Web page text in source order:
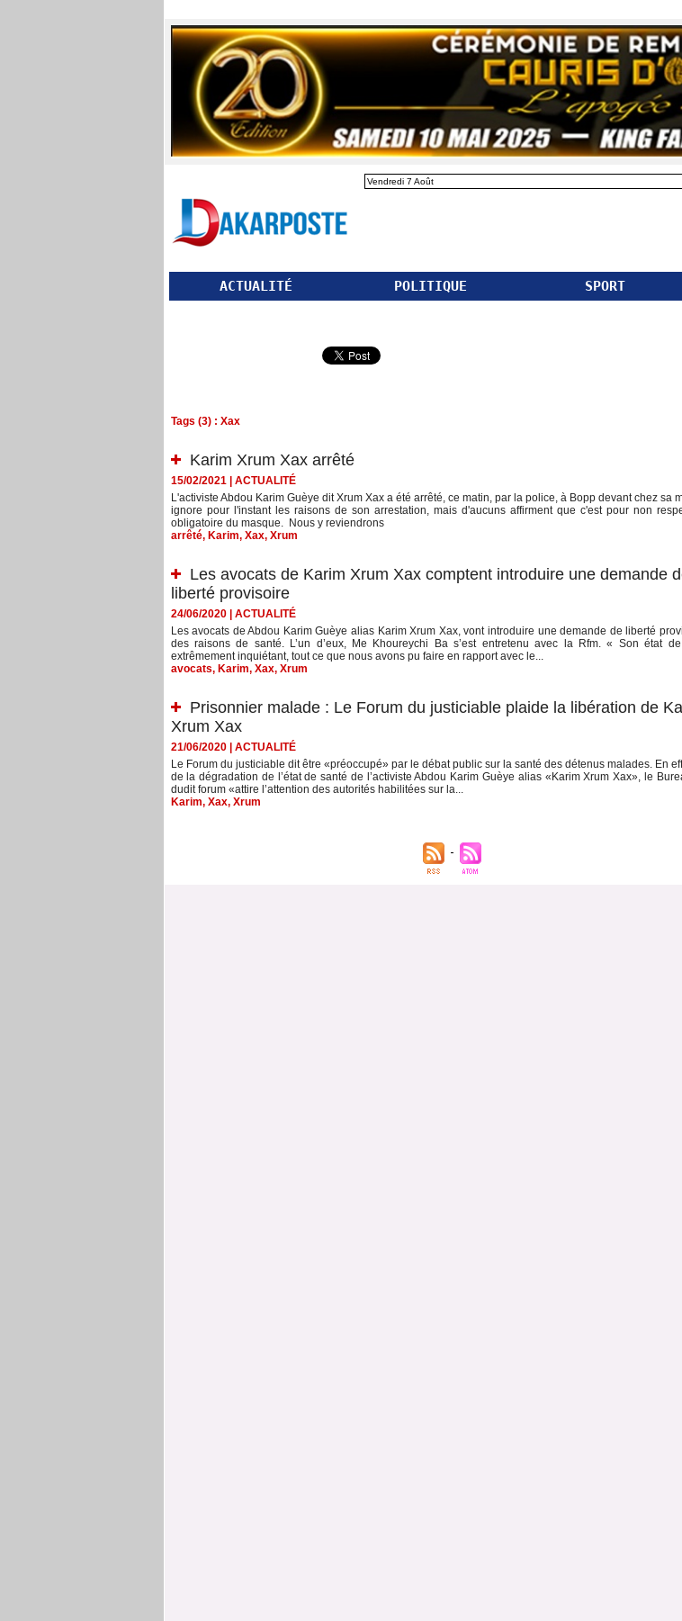
Vendredi 7 Août
ACTUALITÉ POLITIQUE SPORT
Tags (3) : Xax
Karim Xrum Xax arrêté
15/02/2021| ACTUALITÉ
L'activiste Abdou Karim Guèye dit Xrum Xax a été arrêté, ce matin, par la police, à Bopp devant chez sa
ignore pour l'instant les raisons de son arrestation, mais d'aucuns affirment que c'est pour non
obligatoire du masque. Nous y reviendrons
arrêté, Karim, Xax, Xrum
Les avocats de Karim Xrum Xax comptent introduire une demande
liberté provisoire
24/06/2020| ACTUALITÉ
Les avocats de Abdou Karim Guèye alias Karim Xrum Xax, vont introduire une demande de liberté
des raisons de santé. L’un d’eux, Me Khoureychi Ba s’est entretenu avec la Rfm. « Son état
extrêmement inquiétant, tout ce que nous avons pu faire en rapport avec le...
avocats, Karim, Xax, Xrum
Prisonnier malade : Le Forum du justiciable plaide la libération de
Xrum Xax
21/06/2020| ACTUALITÉ
Le Forum du justiciable dit être «préoccupé» par le débat public sur la santé des détenus malades. En
de la dégradation de l’état de santé de l’activiste Abdou Karim Guèye alias «Karim Xrum Xax», le
dudit forum «attire l’attention des autorités habilitées sur la...
Karim, Xax, Xrum